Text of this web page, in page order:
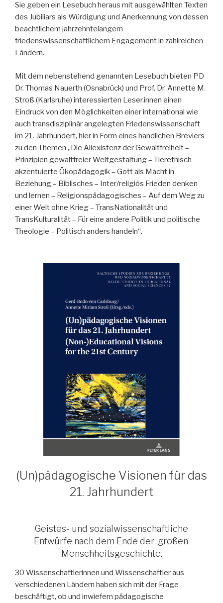
Sie geben ein Lesebuch heraus mit ausgewählten Texten
des Jubiliars als Würdigung und Anerkennung von dessen
beachtlichem jahrzehntelangem
friedenswissenschaftlichem Engagement in zahlreichen
Ländern.
Mit dem nebenstehend genannten Lesebuch bieten PD
Dr. Thomas Nauerth (Osnabrück) und Prof. Dr. Annette M.
Stroß (Karlsruhe) interessierten Leser.innen einen
Eindruck von den Möglichkeiten einer international wie
auch transdisziplinär angelegten Friedenswissenschaft
im 21. Jahrhundert, hier in Form eines handlichen Breviers
zu den Themen „Die Allexistenz der Gewaltfreiheit –
Prinzipien gewaltfreier Weltgestaltung – Tierethisch
akzentuierte Ökopädagogik – Gott als Macht in
Beziehung – Biblisches – Inter/religiös Frieden denken
und lernen – Religionspädagogisches – Auf dem Weg zu
einer Welt ohne Krieg – TransNationalität und
TransKulturalität – Für eine andere Politik und politische
Theologie – Politisch anders handeln“.
(Un)pädagogische Visionen für das
21. Jahrhundert
Geistes- und sozialwissenschaftliche
Entwürfe nach dem Ende der ‚großen‘
Menschheitsgeschichte.
30 Wissenschaftlerinnen und Wissenschaftler aus
verschiedenen Ländern haben sich mit der Frage
beschäftigt, ob und inwiefern pädagogische